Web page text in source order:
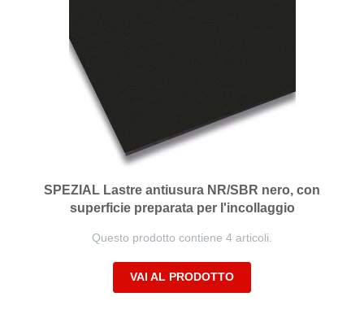
SPEZIAL Lastre antiusura NR/SBR nero, con
superficie preparata per l'incollaggio
Questo prodotto contiene 4 articoli.
VAI AL PRODOTTO